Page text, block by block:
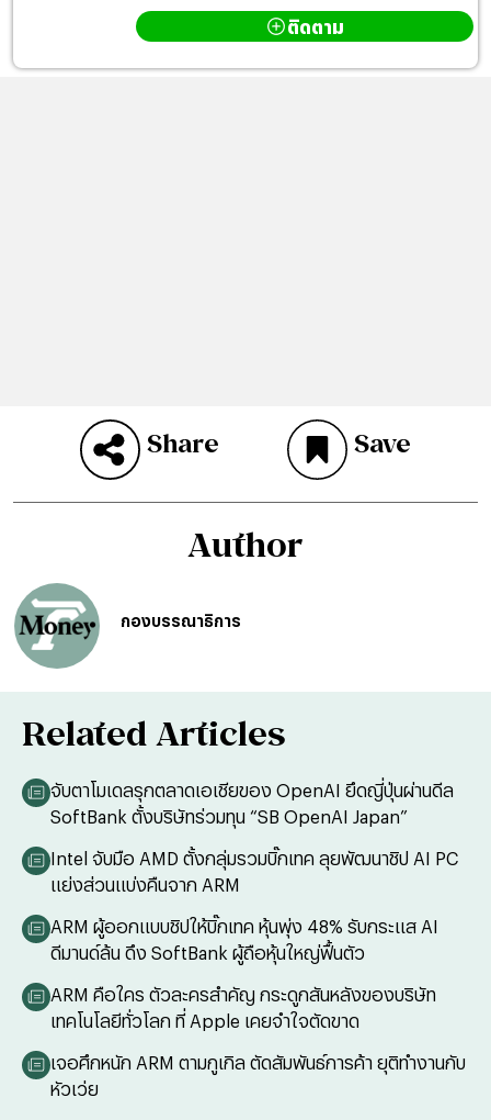
ติดตาม
Share Save
Author
กองบรรณาธิการ
Related Articles
จับตาโมเดลรุกตลาดเอเชียของ OpenAI ยึดญี่ปุ่นผ่านดีล
SoftBank ตั้งบริษัทร่วมทุน “SB OpenAI Japan”
Intel จับมือ AMD ตั้งกลุ่มรวมบิ๊กเทค ลุยพัฒนาชิป AI PC
แย่งส่วนแบ่งคืนจาก ARM
ARM ผู้ออกแบบชิปให้บิ๊กเทค หุ้นพุ่ง 48% รับกระแส AI
ดีมานด์ล้น ดึง SoftBank ผู้ถือหุ้นใหญ่ฟื้นตัว
ARM คือใคร ตัวละครสำคัญ กระดูกสันหลังของบริษัท
เทคโนโลยีทั่วโลก ที่ Apple เคยจำใจตัดขาด
เจอศึกหนัก ARM ตามกูเกิล ตัดสัมพันธ์การค้า ยุติทำงานกับ
หัวเว่ย